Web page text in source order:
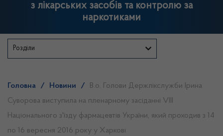
з лікарських засобів та контролю за
наркотиками
Розділи
Головна / Новини /
В.о. Голови Держлікслужби Ірина
Суворова виступила на пленарному засіданні VIIІ
Національного з'їзду фармацевтів України, який проходив з 14
по 16 вересня 2016 року у Харкові